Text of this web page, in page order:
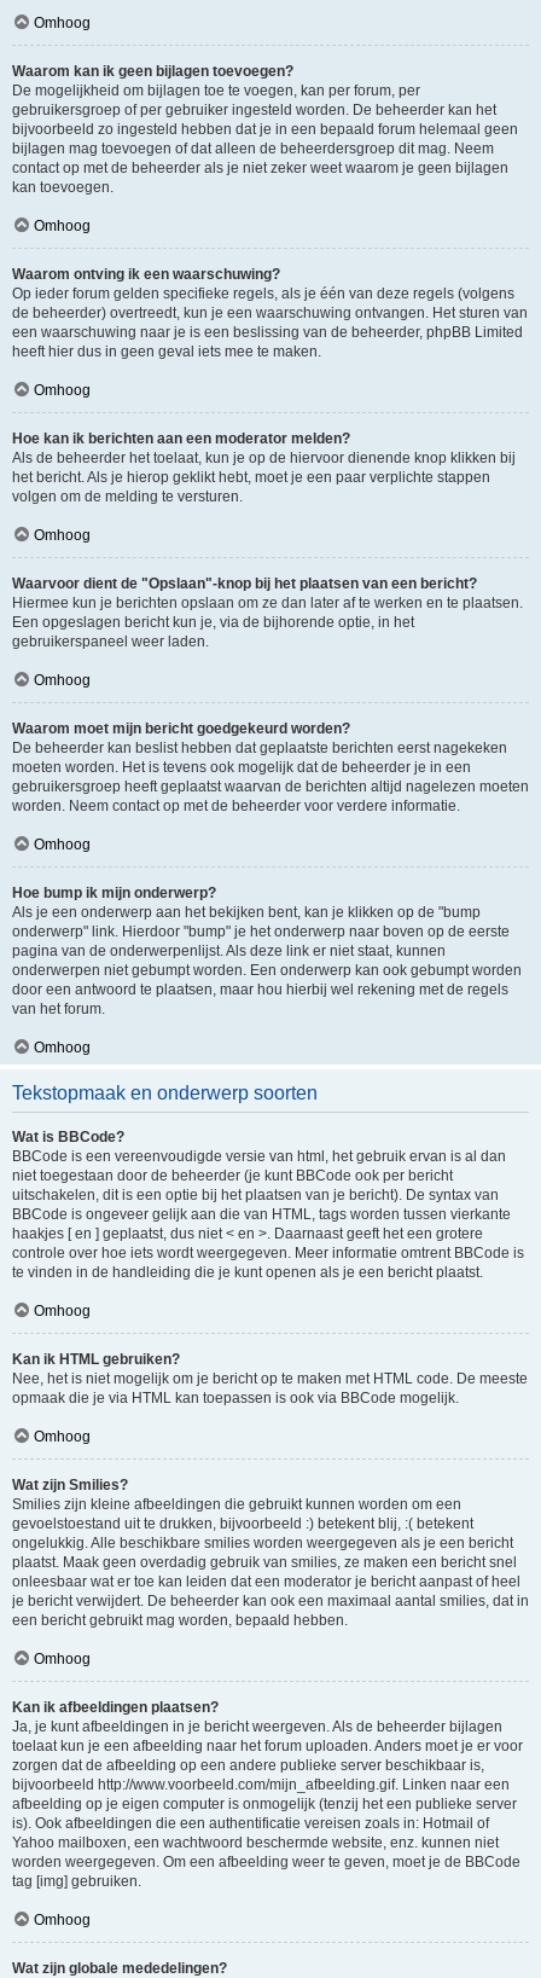
Omhoog
Waarom kan ik geen bijlagen toevoegen?
De mogelijkheid om bijlagen toe te voegen, kan per forum, per
gebruikersgroep of per gebruiker ingesteld worden. De beheerder kan het
bijvoorbeeld zo ingesteld hebben dat je in een bepaald forum helemaal geen
bijlagen mag toevoegen of dat alleen de beheerdersgroep dit mag. Neem
contact op met de beheerder als je niet zeker weet waarom je geen bijlagen
kan toevoegen.
Omhoog
Waarom ontving ik een waarschuwing?
Op ieder forum gelden specifieke regels, als je één van deze regels (volgens
de beheerder) overtreedt, kun je een waarschuwing ontvangen. Het sturen van
een waarschuwing naar je is een beslissing van de beheerder, phpBB Limited
heeft hier dus in geen geval iets mee te maken.
Omhoog
Hoe kan ik berichten aan een moderator melden?
Als de beheerder het toelaat, kun je op de hiervoor dienende knop klikken bij
het bericht. Als je hierop geklikt hebt, moet je een paar verplichte stappen
volgen om de melding te versturen.
Omhoog
Waarvoor dient de "Opslaan"-knop bij het plaatsen van een bericht?
Hiermee kun je berichten opslaan om ze dan later af te werken en te plaatsen.
Een opgeslagen bericht kun je, via de bijhorende optie, in het
gebruikerspaneel weer laden.
Omhoog
Waarom moet mijn bericht goedgekeurd worden?
De beheerder kan beslist hebben dat geplaatste berichten eerst nagekeken
moeten worden. Het is tevens ook mogelijk dat de beheerder je in een
gebruikersgroep heeft geplaatst waarvan de berichten altijd nagelezen moeten
worden. Neem contact op met de beheerder voor verdere informatie.
Omhoog
Hoe bump ik mijn onderwerp?
Als je een onderwerp aan het bekijken bent, kan je klikken op de "bump
onderwerp" link. Hierdoor "bump" je het onderwerp naar boven op de eerste
pagina van de onderwerpenlijst. Als deze link er niet staat, kunnen
onderwerpen niet gebumpt worden. Een onderwerp kan ook gebumpt worden
door een antwoord te plaatsen, maar hou hierbij wel rekening met de regels
van het forum.
Omhoog
Tekstopmaak en onderwerp soorten
Wat is BBCode?
BBCode is een vereenvoudigde versie van html, het gebruik ervan is al dan
niet toegestaan door de beheerder (je kunt BBCode ook per bericht
uitschakelen, dit is een optie bij het plaatsen van je bericht). De syntax van
BBCode is ongeveer gelijk aan die van HTML, tags worden tussen vierkante
haakjes [ en ] geplaatst, dus niet < en >. Daarnaast geeft het een grotere
controle over hoe iets wordt weergegeven. Meer informatie omtrent BBCode is
te vinden in de handleiding die je kunt openen als je een bericht plaatst.
Omhoog
Kan ik HTML gebruiken?
Nee, het is niet mogelijk om je bericht op te maken met HTML code. De meeste
opmaak die je via HTML kan toepassen is ook via BBCode mogelijk.
Omhoog
Wat zijn Smilies?
Smilies zijn kleine afbeeldingen die gebruikt kunnen worden om een
gevoelstoestand uit te drukken, bijvoorbeeld :) betekent blij, :( betekent
ongelukkig. Alle beschikbare smilies worden weergegeven als je een bericht
plaatst. Maak geen overdadig gebruik van smilies, ze maken een bericht snel
onleesbaar wat er toe kan leiden dat een moderator je bericht aanpast of heel
je bericht verwijdert. De beheerder kan ook een maximaal aantal smilies, dat in
een bericht gebruikt mag worden, bepaald hebben.
Omhoog
Kan ik afbeeldingen plaatsen?
Ja, je kunt afbeeldingen in je bericht weergeven. Als de beheerder bijlagen
toelaat kun je een afbeelding naar het forum uploaden. Anders moet je er voor
zorgen dat de afbeelding op een andere publieke server beschikbaar is,
bijvoorbeeld http://www.voorbeeld.com/mijn_afbeelding.gif. Linken naar een
afbeelding op je eigen computer is onmogelijk (tenzij het een publieke server
is). Ook afbeeldingen die een authentificatie vereisen zoals in: Hotmail of
Yahoo mailboxen, een wachtwoord beschermde website, enz. kunnen niet
worden weergegeven. Om een afbeelding weer te geven, moet je de BBCode
tag [img] gebruiken.
Omhoog
Wat zijn globale mededelingen?